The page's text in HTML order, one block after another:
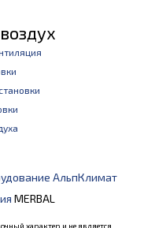
АльпКлимат
MERBAL
характер и не является